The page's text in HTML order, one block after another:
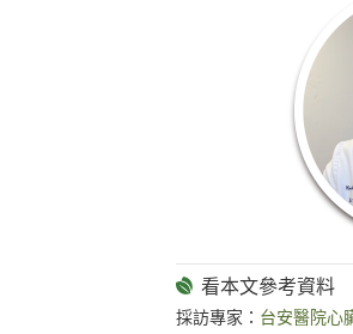
採訪專家： 台安醫院心